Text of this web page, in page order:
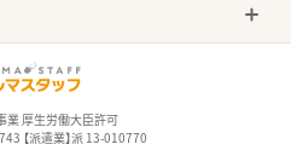
業 厚生労働大臣許可
【派遣業】派 13-010770